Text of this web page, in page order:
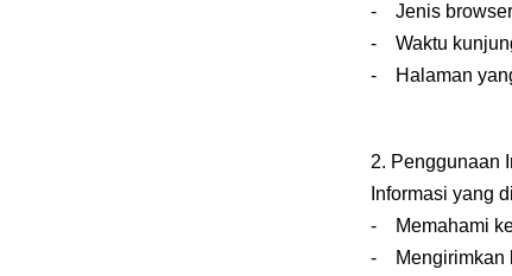
- Jenis browser
- Waktu
- Halaman
2. Penggunaan
Informasi yang
- Memahami
- Mengirimkan